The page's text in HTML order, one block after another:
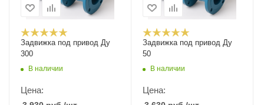
Задвижка под привод Ду
300
В наличии
Цена:
Задвижка под привод Ду
50
В наличии
Цена: